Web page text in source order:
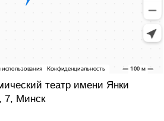
театр имени Янки
7, Минск